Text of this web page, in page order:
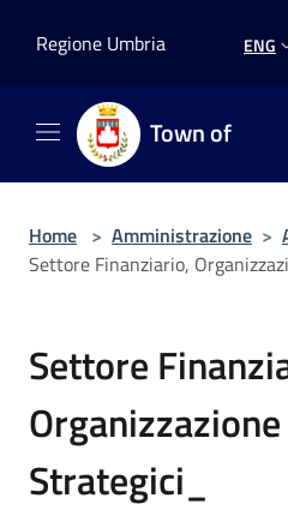
Regione Umbria
ENG
Town of
Home > Amministrazione >
Settore Finanziario,
Settore
Strategici_